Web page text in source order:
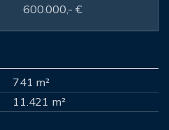
600.000,- €
741 m²
11.421 m²